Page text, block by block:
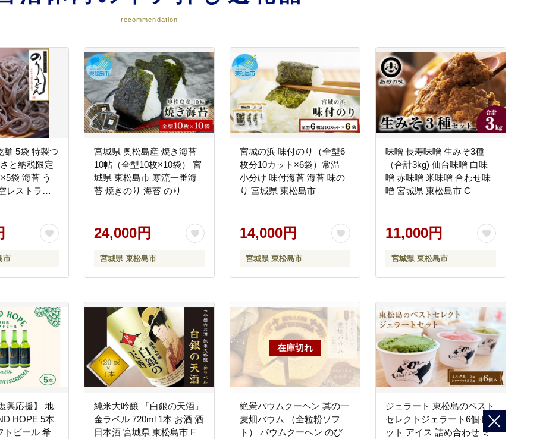
recommendation
麺 5袋 特製つ
と納税限定
袋 海苔 う
レストラン
ンラインワ
治体マイペー
市
宮城県 奥松島産 焼き海苔
10帖（全型10枚×10袋） 宮
城県 東松島市 寒流一番海
苔 焼きのり 海苔 のり
24,000円
宮城県 東松島市
宮城の浜 味付のり（全型6
枚分10カット×6袋）常温
小分け 味付海苔 海苔 味の
り 宮城県 東松島市
14,000円
宮城県 東松島市
味噌 長寿味噌 生みそ3種
（合計3kg) 仙台味噌 白味
噌 赤味噌 米味噌 合わせ味
噌 宮城県 東松島市 C
11,000円
宮城県 東松島市
興応援】 地
HOPE 5本
トビール 希
純米大吟醸 「白銀の天酒」
金ラベル 720ml 1本 お酒 酒
日本酒 宮城県 東松島市 F
絶景バウムクーヘン 其の一
麦畑バウム （全粒粉ソフ
ト） バウムクーヘン のび
ジェラート 東松島のベスト
セレクトジェラート6個セ
ット アイス 詰め合わせ ミ